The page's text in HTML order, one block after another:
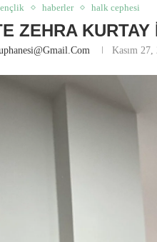
haberler halk cephesi
ZEHRA
Kasım 27,